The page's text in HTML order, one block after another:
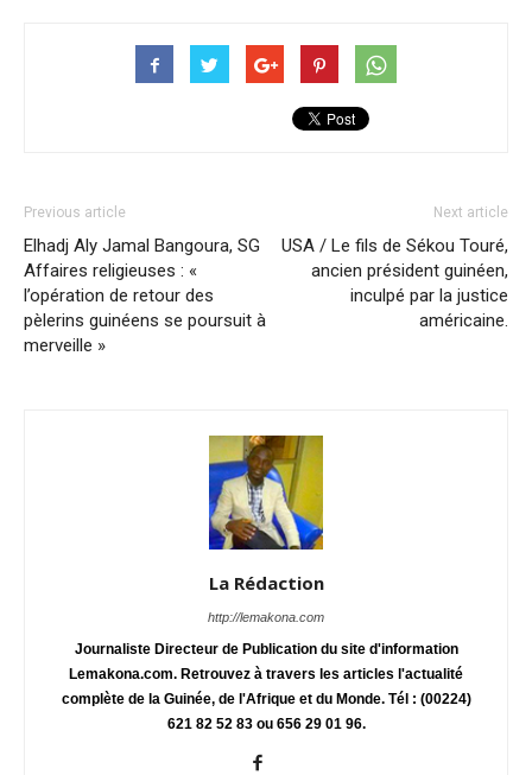
Previous article
Elhadj Aly Jamal Bangoura, SG
Affaires religieuses : «
l’opération de retour des
pèlerins guinéens se poursuit à
merveille »
Next article
USA / Le fils de Sékou Touré,
ancien président guinéen,
inculpé par la justice
américaine.
La Rédaction
http://lemakona.com
Journaliste Directeur de Publication du site d'information
Lemakona.com. Retrouvez à travers les articles l'actualité
complète de la Guinée, de l'Afrique et du Monde. Tél : (00224)
621 82 52 83 ou 656 29 01 96.